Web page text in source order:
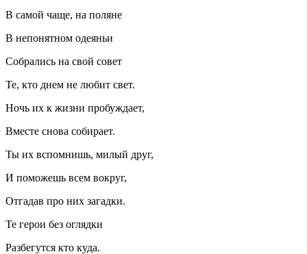
В самой чаще, на поляне
В непонятном одеяньи
Собрались на свой совет
Те, кто днем не любит свет.
Ночь их к жизни пробуждает,
Вместе снова собирает.
Ты их вспомнишь, милый друг,
И поможешь всем вокруг,
Отгадав про них загадки.
Те герои без оглядки
Разбегутся кто куда.